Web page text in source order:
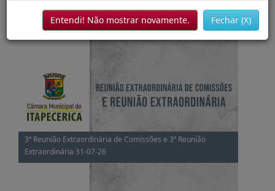
3ª Reunião Extraordinária de Comissões e 3ª Reunião
Extraordinária 31-07-26
Entendi! Não mostrar novamente. Fechar (X)